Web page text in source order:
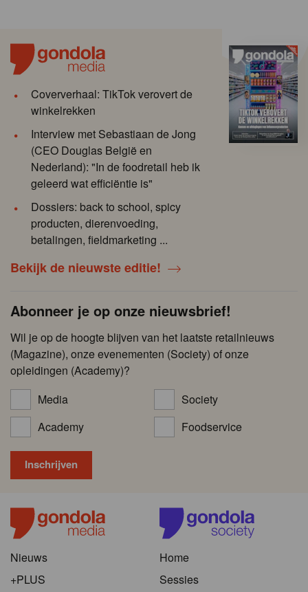
Coververhaal: TikTok verovert de
winkelrekken
Interview met Sebastiaan de Jong
(CEO Douglas België en
Nederland): "In de foodretail heb ik
geleerd wat efficiëntie is"
Dossiers: back to school, spicy
producten, dierenvoeding,
betalingen, fieldmarketing ...
Bekijk de nieuwste editie!
Abonneer je op onze nieuwsbrief!
Wil je op de hoogte blijven van het laatste retailnieuws
(Magazine), onze evenementen (Society) of onze
opleidingen (Academy)?
Media
Society
Academy
Foodservice
Nieuws
+PLUS
Home
Sessies